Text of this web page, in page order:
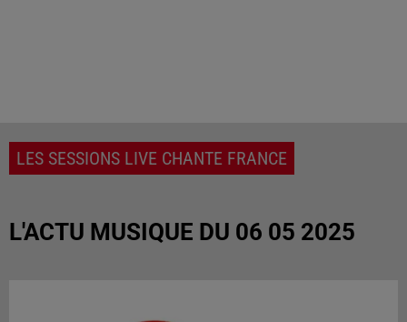
LES SESSIONS LIVE CHANTE FRANCE
L'ACTU MUSIQUE DU 06 05 2025